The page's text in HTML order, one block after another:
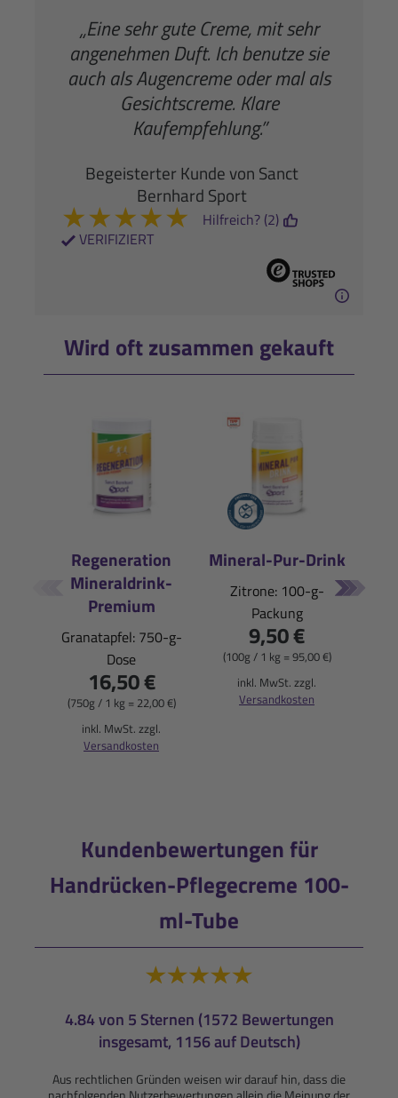
„Eine sehr gute Creme, mit sehr
angenehmen Duft. Ich benutze sie
auch als Augencreme oder mal als
Gesichtscreme. Klare
Kaufempfehlung.”
Begeisterter Kunde von Sanct
Bernhard Sport
★★★★★
VERIFIZIERT
Hilfreich? (2)
Wird oft zusammen gekauft
Regeneration
Mineraldrink-
Premium
Granatapfel: 750-g-
Dose
16,50 €
(750g / 1 kg = 22,00 €)
inkl. MwSt. zzgl.
Versandkosten
Mineral-Pur-Drink
Zitrone: 100-g-
Packung
9,50 €
(100g / 1 kg = 95,00 €)
inkl. MwSt. zzgl.
Versandkosten
Kundenbewertungen für
Handrücken-Pflegecreme 100-
ml-Tube
4.84 von 5 Sternen (1572 Bewertungen
insgesamt, 1156 auf Deutsch)
Aus rechtlichen Gründen weisen wir darauf hin, dass die